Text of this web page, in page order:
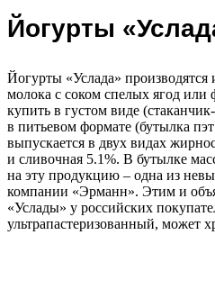
Йогурты
Йогурты «Услада» производятся
молока с соком спелых ягод
купить в густом виде
в питьевом формате (бутылка
выпускается в двух видах
и сливочная 5.1%. В бутылке
на эту продукцию – одна из
компании «Эрманн». Этим и
«Услады» у российских
ультрапастеризованный, может